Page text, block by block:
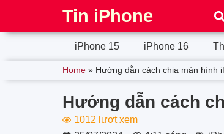
Tin iPhone
iPhone 15 iPhone 16
Home » Hướng dẫn cách chia màn hình
Hướng dẫn cách
1012 lượt xem